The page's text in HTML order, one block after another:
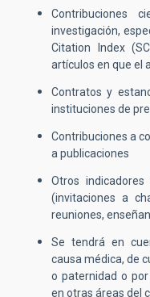
Contribuciones
investigación,
Citation Index
artículos en que el
Contratos y
instituciones de
Contribuciones a
a publicaciones
Otros
(invitaciones a
reuniones,
Se tendrá en
causa médica, de
o paternidad o
en otras áreas del